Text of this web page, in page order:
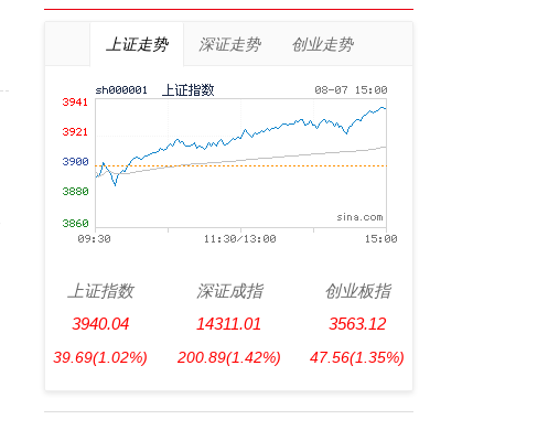
上证走势 深证走势 创业走势
上证指数
3940.04
39.69(1.02%)
深证成指
14311.01
200.89(1.42%)
创业板指
3563.12
47.56(1.35%)